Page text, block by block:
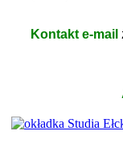
Kontakt e-mail